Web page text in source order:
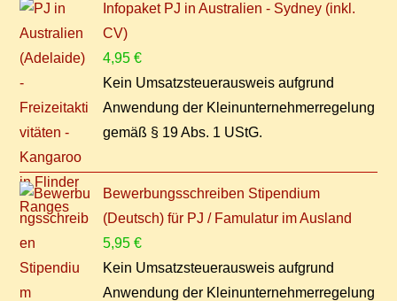
Infopaket PJ in Australien - Sydney (inkl.
CV)
4,95€
Kein Umsatzsteuerausweis aufgrund
Anwendung der Kleinunternehmerregelung
gemäß § 19 Abs. 1 UStG.
Bewerbungsschreiben Stipendium
(Deutsch) für PJ / Famulatur im Ausland
5,95€
Kein Umsatzsteuerausweis aufgrund
Anwendung der Kleinunternehmerregelung